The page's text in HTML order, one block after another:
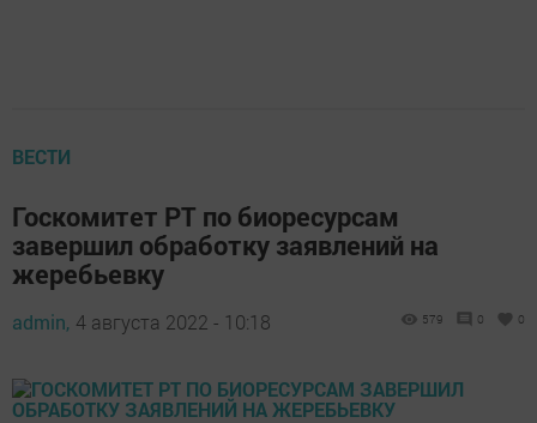
ВЕСТИ
Госкомитет РТ по биоресурсам
завершил обработку заявлений на
жеребьевку
admin, 4 августа 2022 - 10:18 579 0 0